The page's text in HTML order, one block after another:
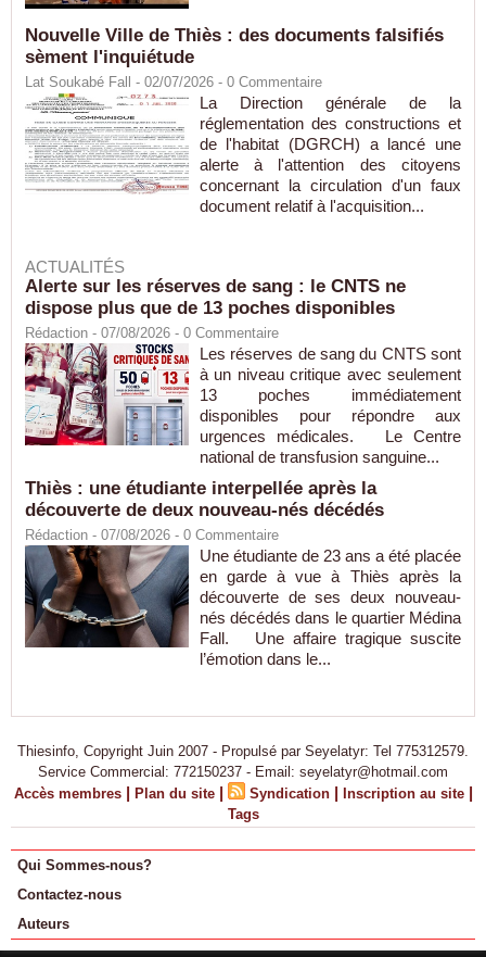
Nouvelle Ville de Thiès : des documents falsifiés
sèment l'inquiétude
Lat Soukabé Fall - 02/07/2026 - 0 Commentaire
La Direction générale de la
réglementation des constructions et
de l'habitat (DGRCH) a lancé une
alerte à l'attention des citoyens
concernant la circulation d'un faux
document relatif à l'acquisition...
ACTUALITÉS
Alerte sur les réserves de sang : le CNTS ne
dispose plus que de 13 poches disponibles
Rédaction - 07/08/2026 - 0 Commentaire
Les réserves de sang du CNTS sont
à un niveau critique avec seulement
13 poches immédiatement
disponibles pour répondre aux
urgences médicales. Le Centre
national de transfusion sanguine...
Thiès : une étudiante interpellée après la
découverte de deux nouveau-nés décédés
Rédaction - 07/08/2026 - 0 Commentaire
Une étudiante de 23 ans a été placée
en garde à vue à Thiès après la
découverte de ses deux nouveau-
nés décédés dans le quartier Médina
Fall. Une affaire tragique suscite
l’émotion dans le...
Thiesinfo, Copyright Juin 2007 - Propulsé par Seyelatyr: Tel 775312579.
Service Commercial: 772150237 - Email: seyelatyr@hotmail.com
Accès membres | Plan du site | Syndication | Inscription au site |
Tags
Qui Sommes-nous?
Contactez-nous
Auteurs